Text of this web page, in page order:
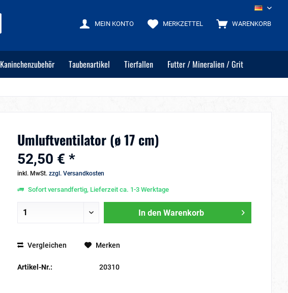
DE
WARENKORB
MERKZETTEL
MEIN KONTO
Kaninchenzubehör Taubenartikel Tierfallen Futter / Mineralien / Grit
Umluftventilator (ø 17 cm)
52,50 € *
inkl. MwSt. zzgl. Versandkosten
Sofort versandfertig, Lieferzeit ca. 1-3 Werktage
In den Warenkorb
Vergleichen Merken
Artikel-Nr.: 20310